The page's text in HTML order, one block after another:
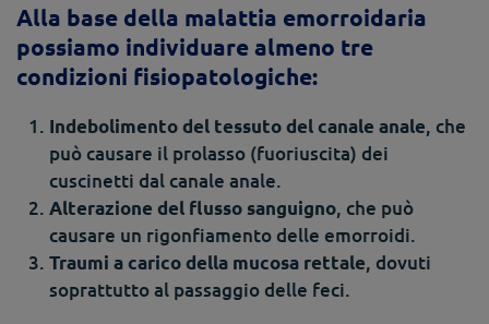
Alla base della malattia emorroidaria
possiamo individuare almeno tre
condizioni fisiopatologiche:
Indebolimento del tessuto del canale anale, che
può causare il prolasso (fuoriuscita) dei
cuscinetti dal canale anale.
Alterazione del flusso sanguigno, che può
causare un rigonfiamento delle emorroidi.
Traumi a carico della mucosa rettale, dovuti
soprattutto al passaggio delle feci.